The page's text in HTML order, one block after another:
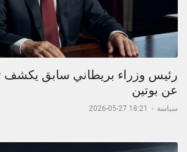
رئيس وزراء بريطاني سابق يكشف
عن بوتين
سياسة -
18:21 27-05-2026